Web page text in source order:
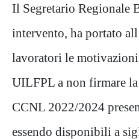
Il Segretario Regionale
intervento, ha portato
lavoratori le
UILFPL a non firmare
CCNL 2022/2024
essendo disponibili a